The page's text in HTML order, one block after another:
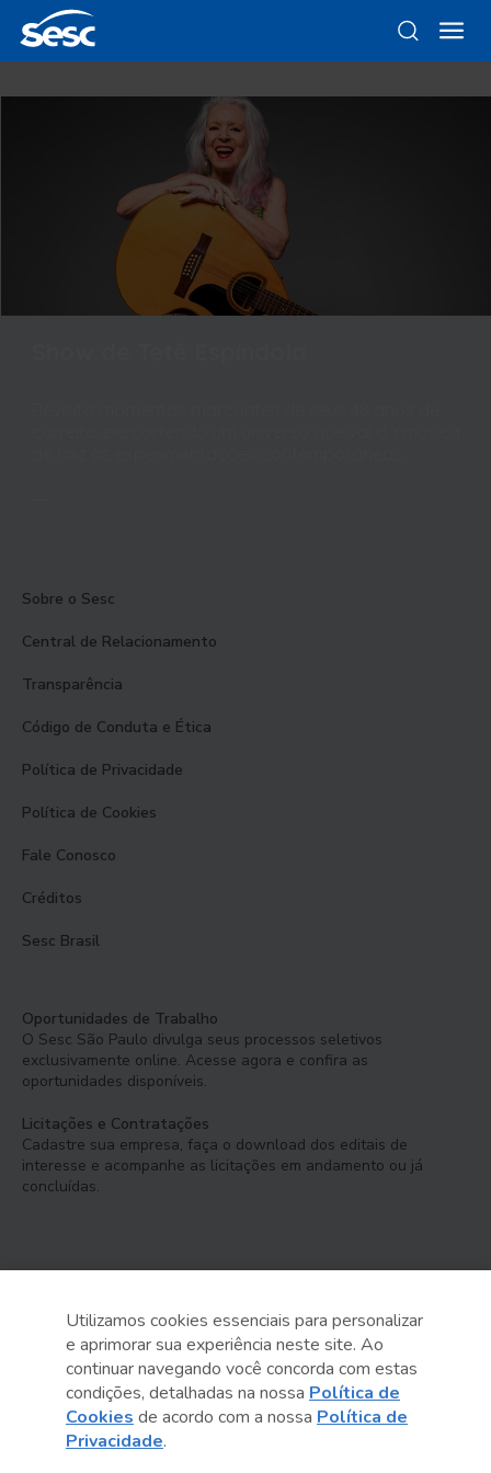
Sobre o Sesc
Central de Relacionamento
Transparência
Código de Conduta e Ética
Política de Privacidade
Política de Cookies
Fale Conosco
Créditos
Sesc Brasil
Oportunidades de Trabalho
O Sesc São Paulo divulga seus processos seletivos
exclusivamente online. Acesse agora e confira as
oportunidades disponíveis.
Licitações e Contratações
Cadastre sua empresa, faça o download dos editais de
interesse e acompanhe as licitações em andamento ou já
concluídas.
Serviço Social do Comércio
Administração Regional no Estado de São Paulo
Sesc São Paulo por aí:
Utilizamos cookies essenciais para personalizar
e aprimorar sua experiência neste site. Ao
continuar navegando você concorda com estas
condições, detalhadas na nossa Política de
Cookies de acordo com a nossa Política de
Privacidade.